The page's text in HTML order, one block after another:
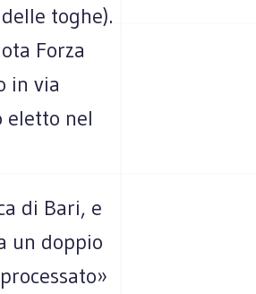
toghe).
Forza
in via
eletto nel
di Bari, e
un doppio